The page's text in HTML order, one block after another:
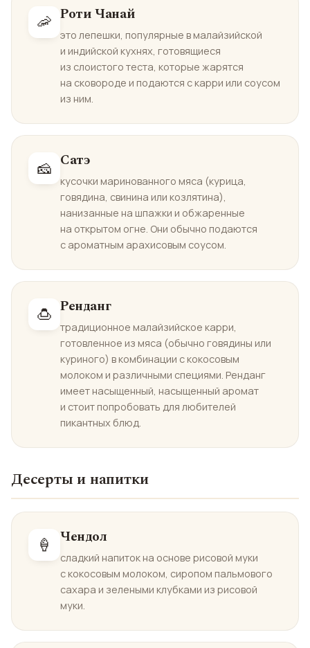
🦐 Роти Чанай
это лепешки, популярные в малайзийской
и индийской кухнях, готовящиеся
из слоистого теста, которые жарятся
на сковороде и подаются с карри или соусом
из ним.
🧀 Сатэ
кусочки маринованного мяса (курица,
говядина, свинина или козлятина),
нанизанные на шпажки и обжаренные
на открытом огне. Они обычно подаются
с ароматным арахисовым соусом.
🍮 Ренданг
традиционное малайзийское карри,
готовленное из мяса (обычно говядины или
куриного) в комбинации с кокосовым
молоком и различными специями. Ренданг
имеет насыщенный, насыщенный аромат
и стоит попробовать для любителей
пикантных блюд.
Десерты и напитки
🍦 Чендол
сладкий напиток на основе рисовой муки
с кокосовым молоком, сиропом пальмового
сахара и зелеными клубками из рисовой
муки.